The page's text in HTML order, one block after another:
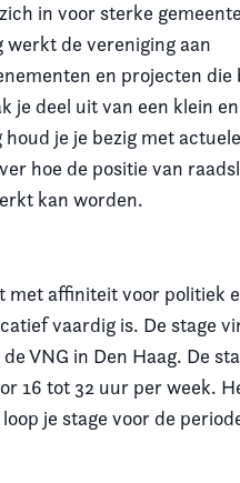
in voor sterke
werkt de vereniging aan
en projecten die
je deel uit van een klein
je je bezig met
hoe de positie van
kan worden.
met affiniteit voor politiek
vaardig is. De stage
VNG in Den Haag. De
16 tot 32 uur per week.
je stage voor de